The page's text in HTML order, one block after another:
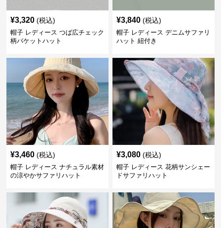
¥3,320 (税込)
帽子 レディース つば広チェック
柄バケットハット
¥3,840 (税込)
帽子 レディース デニムサファリ
ハット 紐付き
¥3,460 (税込)
帽子 レディース ナチュラル素材
の涼やかサファリハット
¥3,080 (税込)
帽子 レディース 花柄サンシェー
ドサファリハット